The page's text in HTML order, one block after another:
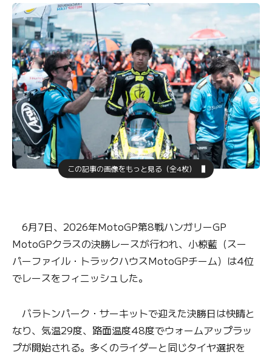
この記事の画像をもっと見る（全4枚）
6月7日、2026年MotoGP第8戦ハンガリーGP
MotoGPクラスの決勝レースが行われ、小椋藍（スー
パーファイル・トラックハウスMotoGPチーム）は4位
でレースをフィニッシュした。
バラトンパーク・サーキットで迎えた決勝日は快晴と
なり、気温29度、路面温度48度でウォームアップラッ
プが開始される。多くのライダーと同じタイヤ選択を